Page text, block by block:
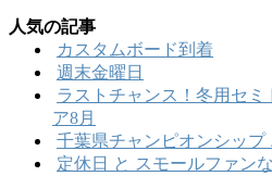
人気の記事
カスタムボード到着
週末金曜日
ラストチャンス！冬用セ
ア8月
千葉県チャンピオンシップ
定休日 と スモールファン